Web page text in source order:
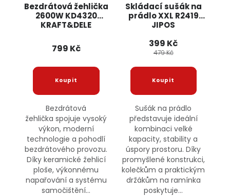
Bezdrátová žehlička
2600W KD4320
KRAFT&DELE
799 Kč
Bezdrátová
žehlička spojuje vysoký
výkon, moderní
technologie a pohodlí
bezdrátového provozu.
Díky keramické žehlicí
ploše, výkonnému
napařování a systému
samočištění...
Skládací sušák na
prádlo XXL R2419
JIPOS
399 Kč
479 Kč
Sušák na prádlo
představuje ideální
kombinaci velké
kapacity, stability a
úspory prostoru. Díky
promyšlené konstrukci,
kolečkům a praktickým
držákům na ramínka
poskytuje...